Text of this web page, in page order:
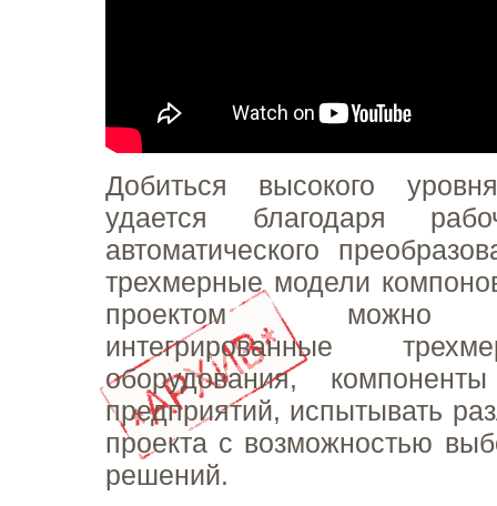
Добиться высокого
удается благодаря
автоматического
трехмерные модели
проектом можно
интегрированные
оборудования,
предприятий, испытывать
проекта с возможностью
решений.